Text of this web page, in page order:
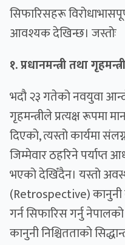
सिफारिसहरू
आवश्यक देखिन्छ। जस्तोः
१. प्रधानमन्त्री तथा
भदौ २३ गतेको नवयुवा
गृहमन्त्रीले प्रत्यक्ष
दिएको, त्यस्तो कार्यमा
जिम्मेवार ठहरिने पर्याप्त
भएको देखिँदैन। यस्तो
(Retrospective) कानुनी
गर्न सिफारिस गर्नु
कानुनी निश्चितताको